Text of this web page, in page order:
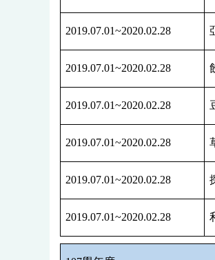
2019.07.01~2020.02.28
2019.07.01~2020.02.28
2019.07.01~2020.02.28
2019.07.01~2020.02.28
2019.07.01~2020.02.28
2019.07.01~2020.02.28